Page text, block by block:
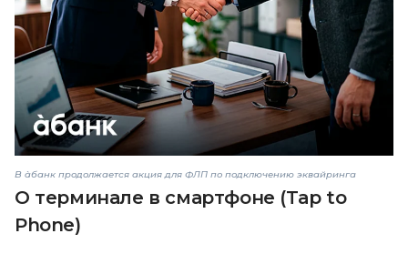
В àбанк продолжается акция для ФЛП по подключению эквайринга
О терминале в смартфоне (Tap to
Phone)